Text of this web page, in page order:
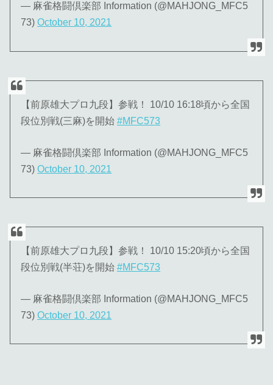
— 麻雀格闘倶楽部 Information (@MAHJONG_MFC5
73)October 10, 2021
【前原雄大プロ九段】参戦！ 10/10 16:18頃から全国
段位別戦(三麻)を開始#MFC573
— 麻雀格闘倶楽部 Information (@MAHJONG_MFC5
73)October 10, 2021
【前原雄大プロ九段】参戦！ 10/10 15:20頃から全国
段位別戦(半荘)を開始#MFC573
— 麻雀格闘倶楽部 Information (@MAHJONG_MFC5
73)October 10, 2021